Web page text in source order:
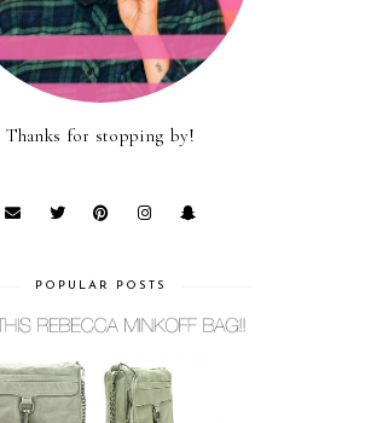
Thanks for stopping by!
POPULAR POSTS